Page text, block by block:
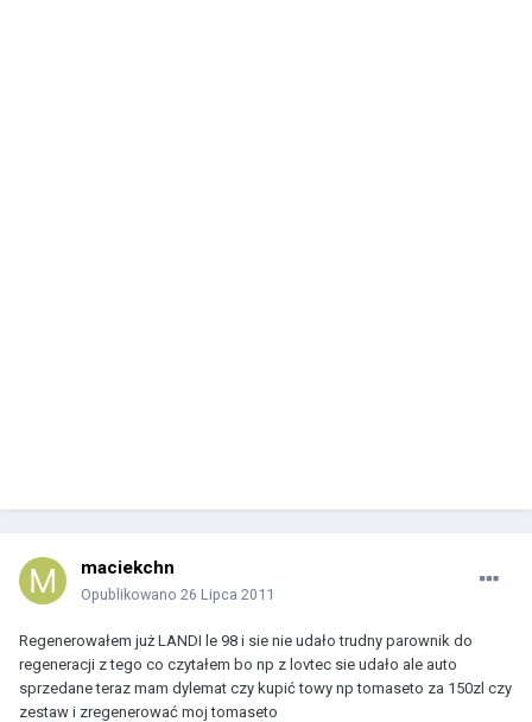
maciekchn
Opublikowano 26 Lipca 2011
Regenerowałem już LANDI le 98 i sie nie udało trudny parownik do
regeneracji z tego co czytałem bo np z lovtec sie udało ale auto
sprzedane teraz mam dylemat czy kupić towy np tomaseto za 150zl czy
zestaw i zregenerować moj tomaseto